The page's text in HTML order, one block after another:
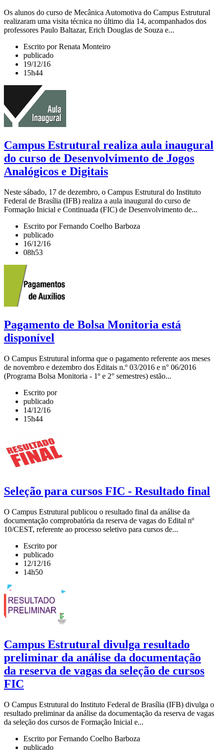
Os alunos do curso de Mecânica Automotiva do Campus Estrutural
realizaram uma visita técnica no último dia 14, acompanhados dos
professores Paulo Baltazar, Erich Douglas de Souza e...
Escrito por Renata Monteiro
publicado
19/12/16
15h44
Campus Estrutural realiza aula inaugural
do curso de Desenvolvimento de Jogos
Analógicos e Digitais
Neste sábado, 17 de dezembro, o Campus Estrutural do Instituto
Federal de Brasília (IFB) realiza a aula inaugural do curso de
Formação Inicial e Continuada (FIC) de Desenvolvimento de...
Escrito por Fernando Coelho Barboza
publicado
16/12/16
08h53
Pagamento de Bolsa Monitoria está
disponível
O Campus Estrutural informa que o pagamento referente aos meses
de novembro e dezembro dos Editais n.º 03/2016 e n° 06/2016
(Programa Bolsa Monitoria - 1º e 2° semestres) estão...
Escrito por
publicado
14/12/16
15h44
Seleção para cursos FIC - Resultado final
O Campus Estrutural publicou o resultado final da análise da
documentação comprobatória da reserva de vagas do Edital nº
10/CEST, referente ao processo seletivo para cursos de...
Escrito por
publicado
12/12/16
14h50
Campus Estrutural divulga resultado
preliminar da análise da documentação
da reserva de vagas da seleção de cursos
FIC
O Campus Estrutural do Instituto Federal de Brasília (IFB) divulga o
resultado preliminar da análise da documentação da reserva de vagas
da seleção dos cursos de Formação Inicial e...
Escrito por Fernando Coelho Barboza
publicado